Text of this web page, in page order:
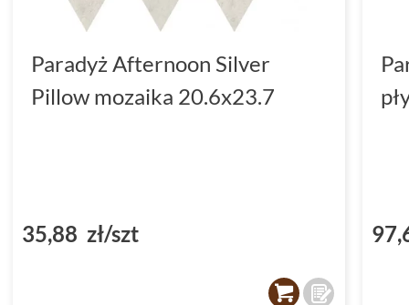
Paradyż Afternoon Silver
Pillow mozaika 20.6x23.7
35,88 zł/szt